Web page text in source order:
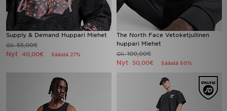
Supply & Demand Huppari Miehet
Oli55,00€
Nyt 40,00€ Säästä 27%
The North Face Vetoketjullinen
huppari Miehet
Oli100,00€
Nyt 50,00€ Säästä 50%